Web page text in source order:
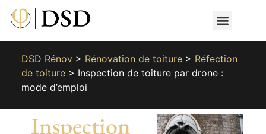
DSD Rénov> Rénovation de toiture> Réfection
de toiture> Inspection de toiture par drone :
mode d’emploi
Inspection